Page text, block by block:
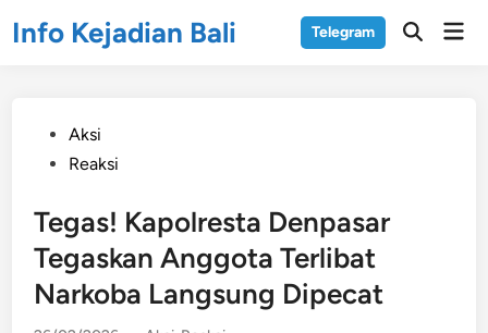
toInfo Kejadian Bali Telegram
Open
PostedAksi
Reaksi
Tegas! Kapolresta Denpasar
Tegaskan Anggota Terlibat
Narkoba Langsung Dipecat